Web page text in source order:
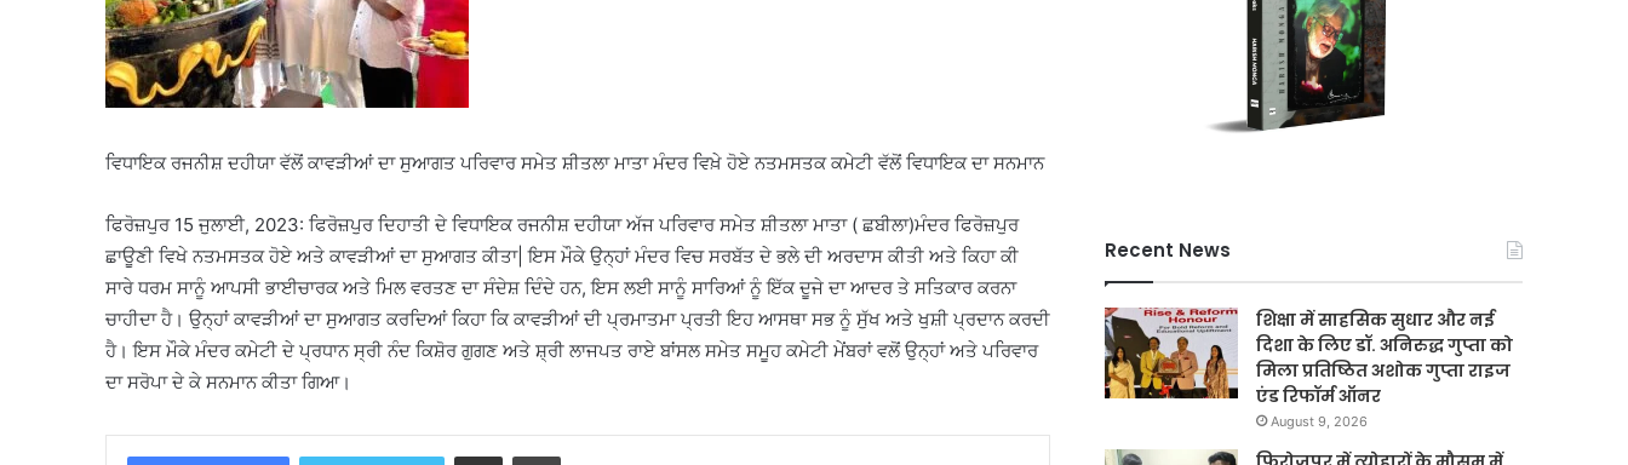
ਵਿਧਾਇਕ ਰਜਨੀਸ਼ ਦਹੀਯਾ ਵੱਲੋਂ ਕਾਵੜੀਆਂ ਦਾ ਸੁਆਗਤ ਪਰਿਵਾਰ ਸਮੇਤ ਸ਼ੀਤਲਾ ਮਾਤਾ ਮੰਦਰ ਵਿਖ਼ੇ ਹੋਏ ਨਤਮਸਤਕ ਕਮੇਟੀ ਵੱਲੋਂ ਵਿਧਾਇਕ ਦਾ ਸਨਮਾਨ
ਫਿਰੋਜ਼ਪੁਰ 15 ਜੁਲਾਈ, 2023: ਫਿਰੋਜ਼ਪੁਰ ਦਿਹਾਤੀ ਦੇ ਵਿਧਾਇਕ ਰਜਨੀਸ਼ ਦਹੀਯਾ ਅੱਜ ਪਰਿਵਾਰ ਸਮੇਤ ਸ਼ੀਤਲਾ ਮਾਤਾ ( ਛਬੀਲਾ)ਮੰਦਰ ਫਿਰੋਜ਼ਪੁਰ
ਛਾਊਣੀ ਵਿਖੇ ਨਤਮਸਤਕ ਹੋਏ ਅਤੇ ਕਾਵੜੀਆਂ ਦਾ ਸੁਆਗਤ ਕੀਤਾ| ਇਸ ਮੌਕੇ ਉਨ੍ਹਾਂ ਮੰਦਰ ਵਿਚ ਸਰਬੱਤ ਦੇ ਭਲੇ ਦੀ ਅਰਦਾਸ ਕੀਤੀ ਅਤੇ ਕਿਹਾ ਕੀ
ਸਾਰੇ ਧਰਮ ਸਾਨੂੰ ਆਪਸੀ ਭਾਈਚਾਰਕ ਅਤੇ ਮਿਲ ਵਰਤਣ ਦਾ ਸੰਦੇਸ਼ ਦਿੰਦੇ ਹਨ, ਇਸ ਲਈ ਸਾਨੂੰ ਸਾਰਿਆਂ ਨੂੰ ਇੱਕ ਦੂਜੇ ਦਾ ਆਦਰ ਤੇ ਸਤਿਕਾਰ ਕਰਨਾ
ਚਾਹੀਦਾ ਹੈ। ਉਨ੍ਹਾਂ ਕਾਵੜੀਆਂ ਦਾ ਸੁਆਗਤ ਕਰਦਿਆਂ ਕਿਹਾ ਕਿ ਕਾਵੜੀਆਂ ਦੀ ਪ੍ਰਮਾਤਮਾ ਪ੍ਰਤੀ ਇਹ ਆਸਥਾ ਸਭ ਨੂੰ ਸੁੱਖ ਅਤੇ ਖੁਸ਼ੀ ਪ੍ਰਦਾਨ ਕਰਦੀ
ਹੈ। ਇਸ ਮੌਕੇ ਮੰਦਰ ਕਮੇਟੀ ਦੇ ਪ੍ਰਧਾਨ ਸ੍ਰੀ ਨੰਦ ਕਿਸ਼ੋਰ ਗੁਗਣ ਅਤੇ ਸ਼੍ਰੀ ਲਾਜਪਤ ਰਾਏ ਬਾਂਸਲ ਸਮੇਤ ਸਮੂਹ ਕਮੇਟੀ ਮੇਂਬਰਾਂ ਵਲੋਂ ਉਨ੍ਹਾਂ ਅਤੇ ਪਰਿਵਾਰ
ਦਾ ਸਰੋਪਾ ਦੇ ਕੇ ਸਨਮਾਨ ਕੀਤਾ ਗਿਆ।
Share via Email Print
Recent News
शिक्षा में साहसिक सुधार और नई
दिशा के लिए डॉ. अनिरुद्ध गुप्ता को
मिला प्रतिष्ठित अशोक गुप्ता राइज
एंड रिफॉर्म ऑनर
August 9, 2026